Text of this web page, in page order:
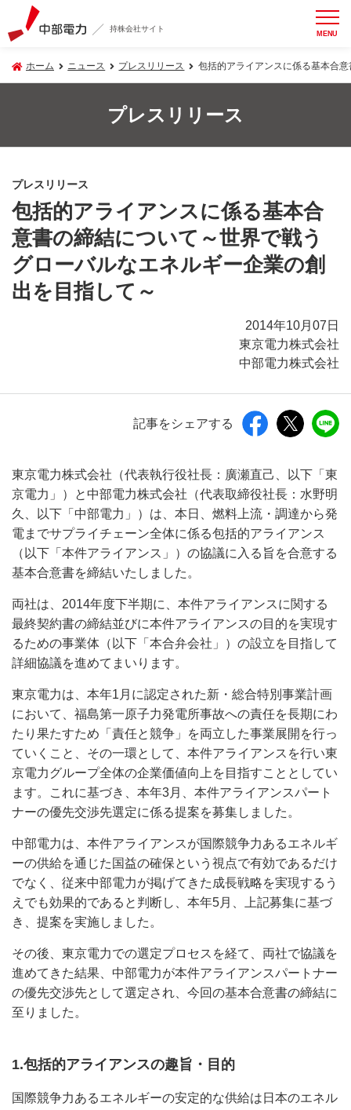
持株会社サイト MENU
ホーム ニュース プレスリリース 包括的アライアンスに係る基本合
プレスリリース
プレスリリース
包括的アライアンスに係る基本合
意書の締結について～世界で戦う
グローバルなエネルギー企業の創
出を目指して～
2014年10月07日
東京電力株式会社
中部電力株式会社
記事をシェアする
東京電力株式会社（代表執行役社長：廣瀬直己、以下「東
京電力」）と中部電力株式会社（代表取締役社長：水野明
久、以下「中部電力」）は、本日、燃料上流・調達から発
電までサプライチェーン全体に係る包括的アライアンス
（以下「本件アライアンス」）の協議に入る旨を合意する
基本合意書を締結いたしました。
両社は、2014年度下半期に、本件アライアンスに関する
最終契約書の締結並びに本件アライアンスの目的を実現す
るための事業体（以下「本合弁会社」）の設立を目指して
詳細協議を進めてまいります。
東京電力は、本年1月に認定された新・総合特別事業計画
において、福島第一原子力発電所事故への責任を長期にわ
たり果たすため「責任と競争」を両立した事業展開を行っ
ていくこと、その一環として、本件アライアンスを行い東
京電力グループ全体の企業価値向上を目指すこととしてい
ます。これに基づき、本年3月、本件アライアンスパート
ナーの優先交渉先選定に係る提案を募集しました。
中部電力は、本件アライアンスが国際競争力あるエネルギ
ーの供給を通じた国益の確保という視点で有効であるだけ
でなく、従来中部電力が掲げてきた成長戦略を実現するう
えでも効果的であると判断し、本年5月、上記募集に基づ
き、提案を実施しました。
その後、東京電力での選定プロセスを経て、両社で協議を
進めてきた結果、中部電力が本件アライアンスパートナー
の優先交渉先として選定され、今回の基本合意書の締結に
至りました。
1.包括的アライアンスの趣旨・目的
国際競争力あるエネルギーの安定的な供給は日本のエネル